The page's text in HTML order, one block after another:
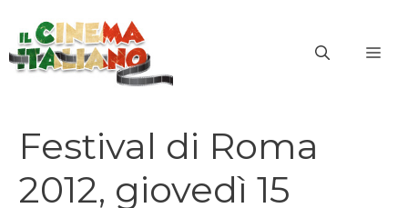
contenuto
Festival di Roma
2012, giovedì 15